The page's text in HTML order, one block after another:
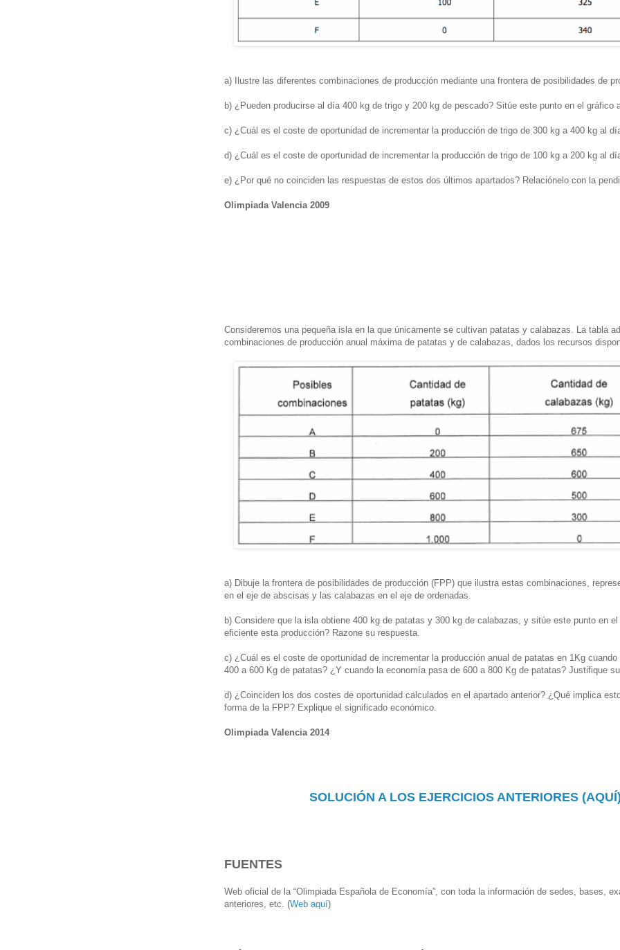
a) Ilustre las diferentes combinaciones de producción mediante una frontera de posibilidades de
b) ¿Pueden producirse al día 400 kg de trigo y 200 kg de pescado? Sitúe este punto en el gráfico
c) ¿Cuál es el coste de oportunidad de incrementar la producción de trigo de 300 kg a 400 kg al
d) ¿Cuál es el coste de oportunidad de incrementar la producción de trigo de 100 kg a 200 kg al
e) ¿Por qué no coinciden las respuestas de estos dos últimos apartados? Relaciónelo con la
Olimpiada Valencia 2009
Consideremos una pequeña isla en la que únicamente se cultivan patatas y calabazas. La tabla
combinaciones de producción anual máxima de patatas y de calabazas, dados los recursos
a) Dibuje la frontera de posibilidades de producción (FPP) que ilustra estas combinaciones,
en el eje de abscisas y las calabazas en el eje de ordenadas.
b) Considere que la isla obtiene 400 kg de patatas y 300 kg de calabazas, y sitúe este punto en
eficiente esta producción? Razone su respuesta.
c) ¿Cuál es el coste de oportunidad de incrementar la producción anual de patatas en 1Kg
400 a 600 Kg de patatas? ¿Y cuando la economía pasa de 600 a 800 Kg de patatas? Justifique
d) ¿Coinciden los dos costes de oportunidad calculados en el apartado anterior? ¿Qué implica
forma de la FPP? Explique el significado económico.
Olimpiada Valencia 2014
SOLUCIÓN A LOS EJERCICIOS ANTERIORES (AQUÍ)
FUENTES
Web oficial de la “Olimpiada Española de Economía”, con toda la información de sedes, bases,
anteriores, etc. (Web aquí)